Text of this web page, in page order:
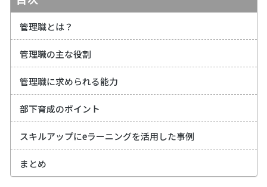
管理職とは？
管理職の主な役割
管理職に求められる能力
部下育成のポイント
スキルアップにeラーニングを活用した事例
まとめ